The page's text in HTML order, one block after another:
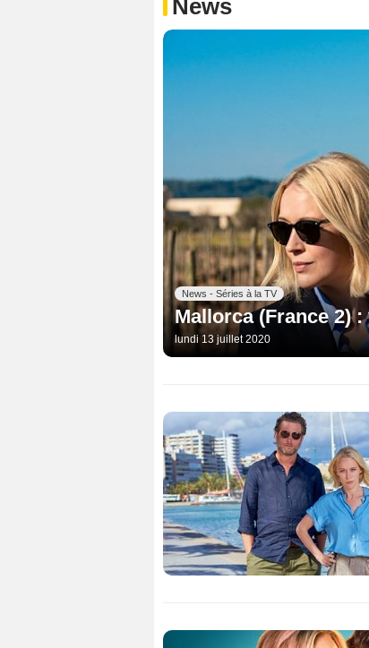
News
News - Séries à la TV
Mallorca (France 2)
lundi 13 juillet 2020